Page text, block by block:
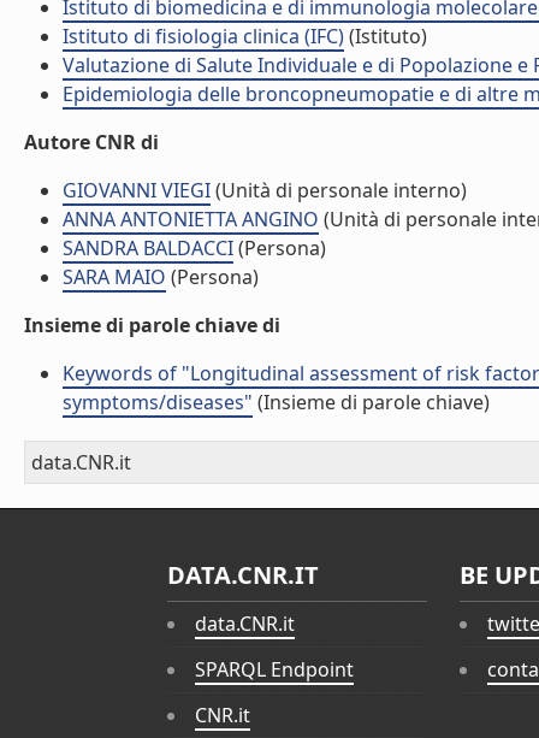
Istituto di biomedicina e di immunologia
Istituto di fisiologia clinica (IFC)(Istituto)
Valutazione di Salute Individuale e di Popolazione e
Epidemiologia delle broncopneumopatie e di altre
Autore CNR di
GIOVANNI VIEGI(Unità di personale interno)
ANNA ANTONIETTA ANGINO (Unità di personale
SANDRA BALDACCI(Persona)
SARA MAIO (Persona)
Insieme di parole chiave di
Keywords of "Longitudinal assessment of risk
symptoms/diseases" (Insieme di parole chiave)
data.CNR.it
DATA.CNR.IT
data.CNR.it
SPARQL Endpoint
CNR.it
BE